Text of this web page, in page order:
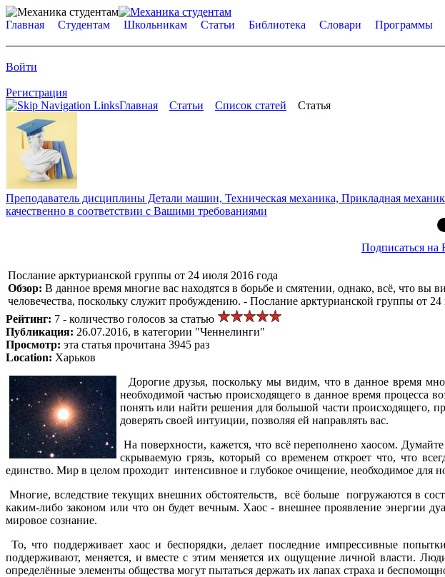
Главная Студентам Школьникам Статьи Библиотека Словари Программы
Войти
Регистрация
Главная
Статьи Список статей Статья
Преподаватель дисциплины Детали машин, Техническая механика, Прикладная
качественно в соответствии с Вашими требованиями
Подписаться на
Послание арктурианской группы от 24 июля 2016 года
Обзор: В данное время многие вас находятся в борьбе и смятении, однако, всё, что вы
человечества, поскольку служит пробуждению. - Послание арктурианской группы от
Рейтинг: 7 - количество голосов за статью
Публикация: 26.07.2016, в категории "Ченнелинги"
Просмотр: эта статья прочитана 3945 раз
Location: Харьков
Дорогие друзья, поскольку мы видим, что в данное время
необходимой частью происходящего в данное время процесса
понять или найти решения для большой части происходящего,
доверять своей интуиции, позволяя ей направлять вас.
На поверхности, кажется, что всё переполнено хаосом.
скрываемую грязь, который со временем откроет что, что
единство. Мир в целом проходит интенсивное и глубокое очищение, необходимое для
Многие, вследствие текущих внешних обстоятельств, всё больше погружаются в
каким-либо законом или что он будет вечным. Хаос - внешнее проявление энергии
мировое сознание.
То, что поддерживает хаос и беспорядки, делает последние импрессивные
поддерживают, меняется, и вместе с этим меняется их ощущение личной власти.
определённые элементы общества могут пытаться держать их лапах страха и